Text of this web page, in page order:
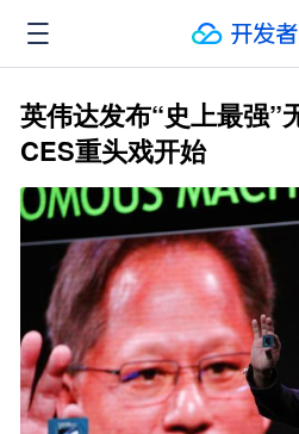
英伟达发布“史上最强”
CES重头戏开始